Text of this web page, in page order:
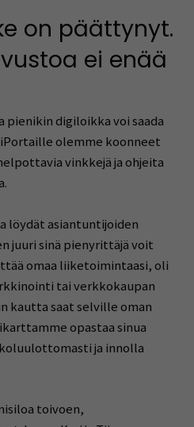
on päättynyt.
ei enää
pienikin digiloikka voi saada
olemme koonneet
vinkkejä ja ohjeita
löydät asiantuntijoiden
juuri sinä pienyrittäjä voit
omaa liiketoimintaasi, oli
tai verkkokaupan
kautta saat selville oman
opastaa sinua
ja innolla
toivoen,